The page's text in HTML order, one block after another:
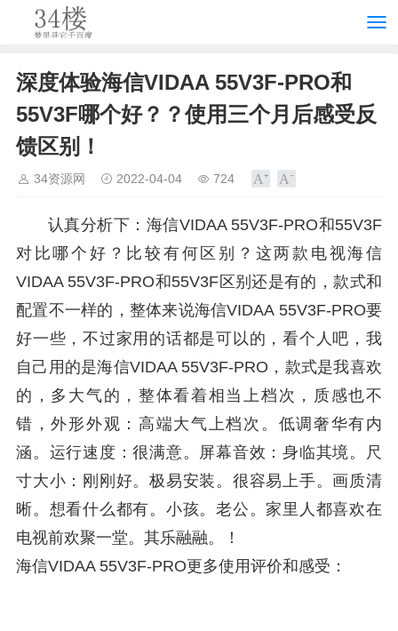
深度体验海信VIDAA 55V3F-PRO和
55V3F哪个好？？使用三个月后感受反
馈区别！
34资源网 2022-04-04 724
认真分析下：海信VIDAA 55V3F-PRO和55V3F
对比哪个好？比较有何区别？这两款电视海信
VIDAA 55V3F-PRO和55V3F区别还是有的，款式和
配置不一样的，整体来说海信VIDAA 55V3F-PRO要
好一些，不过家用的话都是可以的，看个人吧，我
自己用的是海信VIDAA 55V3F-PRO，款式是我喜欢
的，多大气的，整体看着相当上档次，质感也不
错，外形外观：高端大气上档次。低调奢华有内
涵。运行速度：很满意。屏幕音效：身临其境。尺
寸大小：刚刚好。极易安装。很容易上手。画质清
晰。想看什么都有。小孩。老公。家里人都喜欢在
电视前欢聚一堂。其乐融融。！
海信VIDAA 55V3F-PRO更多使用评价和感受：